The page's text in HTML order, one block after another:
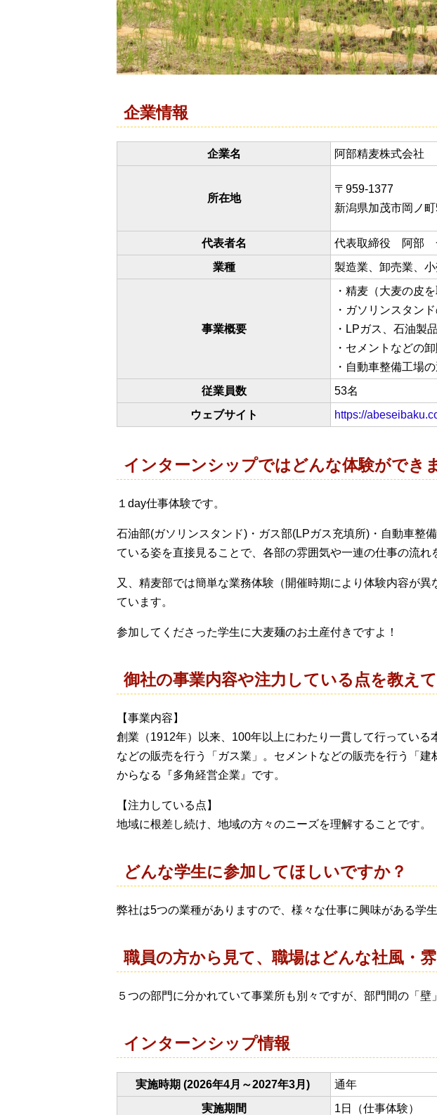
企業情報
企業名 阿部精麦株式会社
所在地
〒959-1377
新潟県加茂市岡ノ
代表者名
代表取締役 阿部
業種
製造業、卸売業、
事業概要
・精麦（大麦の皮
・ガソリンスタン
・LPガス、石油製
・セメントなどの
・自動車整備工場
従業員数
53名
ウェブサイト
https://
インターンシップではどんな体験ができ
１day仕事体験です。
石油部(ガソリンスタンド)・ガス部(LPガス充填所)・自動車整
ている姿を直接見ることで、各部の雰囲気や一連の仕事の流れ
又、精麦部では簡単な業務体験（開催時期により体験内容が
ています。
参加してくださった学生に大麦麺のお土産付きですよ！
御社の事業内容や注力している点を教え
【事業内容】
創業（1912年）以来、100年以上にわたり一貫して行ってい
などの販売を行う「ガス業」。セメントなどの販売を行う「
からなる『多角経営企業』です。
【注力している点】
地域に根差し続け、地域の方々のニーズを理解することです。
どんな学生に参加してほしいですか？
弊社は5つの業種がありますので、様々な仕事に興味がある学
職員の方から見て、職場はどんな社風・
５つの部門に分かれていて事業所も別々ですが、部門間の「
インターンシップ情報
実施時期 (2026年4月～2027年3月)
通年
実施期間
1日（仕事体験）